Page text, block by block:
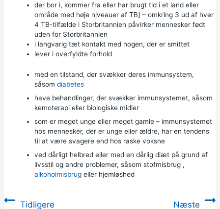
der bor i, kommer fra eller har brugt tid i et land eller
område med høje niveauer af TB] – omkring 3 ud af hver
4 TB-tilfælde i Storbritannien påvirker mennesker født
uden for Storbritannien
i langvarig tæt kontakt med nogen, der er smittet
lever i overfyldte forhold
med en tilstand, der svækker deres immunsystem,
såsom diabetes
have behandlinger, der svækker immunsystemet, såsom
kemoterapi eller biologiske midler
som er meget unge eller meget gamle – immunsystemet
hos mennesker, der er unge eller ældre, har en tendens
til at være svagere end hos raske voksne
ved dårligt helbred eller med en dårlig diæt på grund af
livsstil og andre problemer, såsom stofmisbrug,
alkoholmisbrugeller hjemløshed
Tidligere Næste